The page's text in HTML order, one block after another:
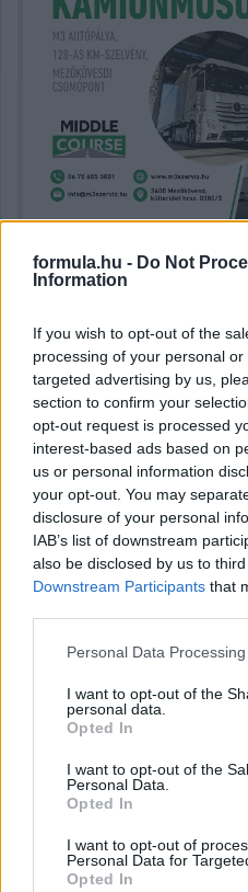
formula.hu - Do Not
Information
If you wish to opt-out of the
processing of your personal
targeted advertising by us,
section to confirm your
opt-out request is processed
interest-based ads based on
us or personal information
your opt-out. You may
disclosure of your personal
IAB’s list of downstream
also be disclosed by us to
Downstream Participants that
Please note that this website/
not limited to your visit or
grant or deny consent to
use your data for below
consent section.
Personal Data
I want to opt-out of the
personal data.
Opted In
I want to opt-out of the
Personal Data.
Opted In
I want to opt-out of
Personal Data for
Opted In
Parc
22
„Lando és Oscar
tavalyi év